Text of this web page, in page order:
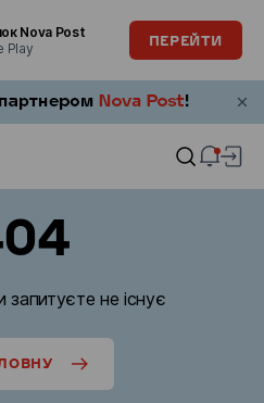
Nova Post
Play
ПЕРЕЙТИ
запитуєте не існує